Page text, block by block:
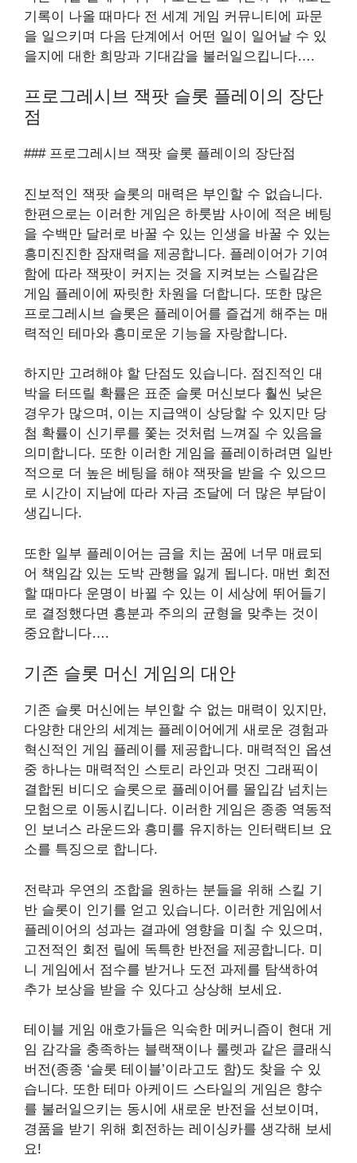
기록이 나올 때마다 전 세계 게임 커뮤니티에 파문
을 일으키며 다음 단계에서 어떤 일이 일어날 수 있
을지에 대한 희망과 기대감을 불러일으킵니다….
프로그레시브 잭팟 슬롯 플레이의 장단
점
### 프로그레시브 잭팟 슬롯 플레이의 장단점
진보적인 잭팟 슬롯의 매력은 부인할 수 없습니다.
한편으로는 이러한 게임은 하룻밤 사이에 적은 베팅
을 수백만 달러로 바꿀 수 있는 인생을 바꿀 수 있는
흥미진진한 잠재력을 제공합니다. 플레이어가 기여
함에 따라 잭팟이 커지는 것을 지켜보는 스릴감은
게임 플레이에 짜릿한 차원을 더합니다. 또한 많은
프로그레시브 슬롯은 플레이어를 즐겁게 해주는 매
력적인 테마와 흥미로운 기능을 자랑합니다.
하지만 고려해야 할 단점도 있습니다. 점진적인 대
박을 터뜨릴 확률은 표준 슬롯 머신보다 훨씬 낮은
경우가 많으며, 이는 지급액이 상당할 수 있지만 당
첨 확률이 신기루를 쫓는 것처럼 느껴질 수 있음을
의미합니다. 또한 이러한 게임을 플레이하려면 일반
적으로 더 높은 베팅을 해야 잭팟을 받을 수 있으므
로 시간이 지남에 따라 자금 조달에 더 많은 부담이
생깁니다.
또한 일부 플레이어는 금을 치는 꿈에 너무 매료되
어 책임감 있는 도박 관행을 잃게 됩니다. 매번 회전
할 때마다 운명이 바뀔 수 있는 이 세상에 뛰어들기
로 결정했다면 흥분과 주의의 균형을 맞추는 것이
중요합니다….
기존 슬롯 머신 게임의 대안
기존 슬롯 머신에는 부인할 수 없는 매력이 있지만,
다양한 대안의 세계는 플레이어에게 새로운 경험과
혁신적인 게임 플레이를 제공합니다. 매력적인 옵션
중 하나는 매력적인 스토리 라인과 멋진 그래픽이
결합된 비디오 슬롯으로 플레이어를 몰입감 넘치는
모험으로 이동시킵니다. 이러한 게임은 종종 역동적
인 보너스 라운드와 흥미를 유지하는 인터랙티브 요
소를 특징으로 합니다.
전략과 우연의 조합을 원하는 분들을 위해 스킬 기
반 슬롯이 인기를 얻고 있습니다. 이러한 게임에서
플레이어의 성과는 결과에 영향을 미칠 수 있으며,
고전적인 회전 릴에 독특한 반전을 제공합니다. 미
니 게임에서 점수를 받거나 도전 과제를 탐색하여
추가 보상을 받을 수 있다고 상상해 보세요.
테이블 게임 애호가들은 익숙한 메커니즘이 현대 게
임 감각을 충족하는 블랙잭이나 룰렛과 같은 클래식
버전(종종 ‘슬롯 테이블’이라고도 함)도 찾을 수 있
습니다. 또한 테마 아케이드 스타일의 게임은 향수
를 불러일으키는 동시에 새로운 반전을 선보이며,
경품을 받기 위해 회전하는 레이싱카를 생각해 보세
요!